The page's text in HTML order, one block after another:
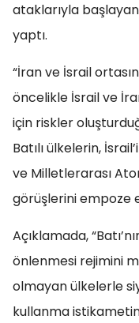
ataklarıyla
yaptı.
“İran ve İsrail
öncelikle İsrail ve
için riskler
Batılı ülkelerin,
ve Milletlerarası
görüşlerini empoze
Açıklamada,
önlenmesi rejimini
olmayan ülkelerle
kullanma